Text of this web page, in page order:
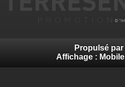
Propulsé par
Affichage : Mobile